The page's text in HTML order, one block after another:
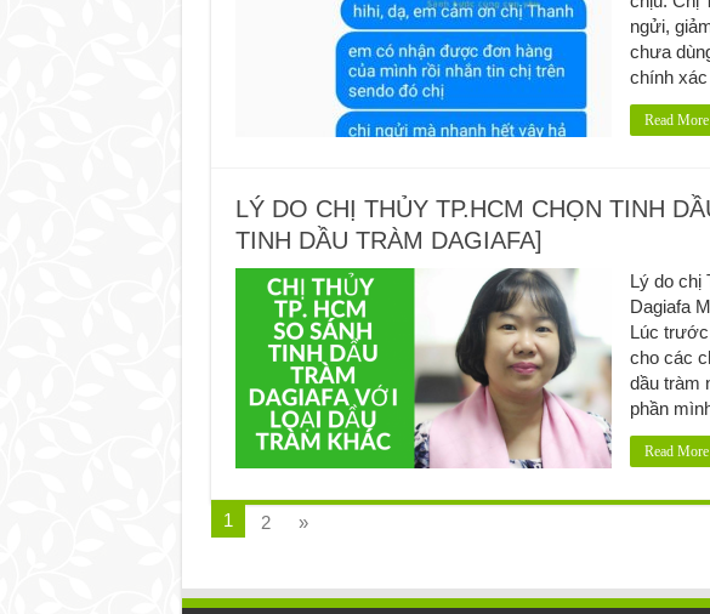
ngửi,
chưa
chính
Read
LÝ DO CHỊ THỦY TP.HCM CHỌN TINH
TINH DẦU TRÀM DAGIAFA]
Lý do chị
Dagiafa
Lúc trước
cho các
dầu tràm
phần
Read
1 2 »